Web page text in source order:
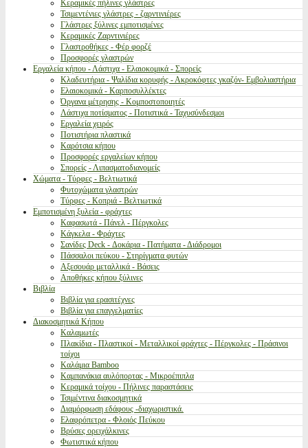
Κεραμικές πήλινες γλάστρες
Τσιμεντένιες γλάστρες - ζαρντινιέρες
Γλάστρες ξύλινες εμποτισμένες
Κεραμικές Ζαρντινιέρες
Γλαστροθήκες - Φέρ φορζέ
Προσφορές γλαστρών
Εργαλεία κήπου - Λάστιχα - Ελαιοκομικά - Σπορείς
Κλαδευτήρια - Ψαλίδια κορυφής - Ακροκόφτες γκαζόν- Εμβολιαστήρια
Ελαιοκομικά - Καρποσυλλέκτες
Όργανα μέτρησης - Κομποστοποιητές
Λάστιχα ποτίσματος - Ποτιστικά - Ταχυσύνδεσμοι
Εργαλεία χειρός
Ποτιστήρια πλαστικά
Καρότσια κήπου
Προσφορές εργαλείων κήπου
Σπορείς - Λιπασματοδιανομείς
Χώματα - Τύρφες - Βελτιωτικά
Φυτοχώματα γλαστρών
Τύρφες - Κοπριά - Βελτιωτικά
Εμποτισμένη ξυλεία - φράχτες
Καφασωτά - Πάνελ - Πέργκολες
Κάγκελα - Φράχτες
Σανίδες Deck - Δοκάρια - Πατήματα - Διάδρομοι
Πάσσαλοι πεύκου - Στηρίγματα φυτών
Αξεσουάρ μεταλλικά - Βάσεις
Αποθήκες κήπου ξύλινες
Βιβλία
Βιβλία για ερασιτέχνες
Βιβλία για επαγγελματίες
Διακοσμητικά Κήπου
Καλαμωτές
Πλακίδια - Πλαστικοί - Μεταλλικοί φράχτες - Πέργκολες - Πράσινοι
τοίχοι
Καλάμια Bamboo
Καμπανάκια αυλόπορτας - Μικροέπιπλα
Κεραμικά τοίχου - Πήλινες παραστάσεις
Τσιμέντινα διακοσμητικά
Διαμόρφωση εδάφους -διαχωριστικά.
Ελαφρόπετρα - Φλοιός Πεύκου
Βρύσες ορειχάλκινες
Φωτιστικά κήπου